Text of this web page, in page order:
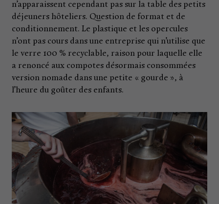
n’apparaissent cependant pas sur la table des petits
déjeuners hôteliers. Question de format et de
conditionnement. Le plastique et les opercules
n’ont pas cours dans une entreprise qui n’utilise que
le verre 100 % recyclable, raison pour laquelle elle
a renoncé aux compotes désormais consommées
version nomade dans une petite « gourde », à
l’heure du goûter des enfants.